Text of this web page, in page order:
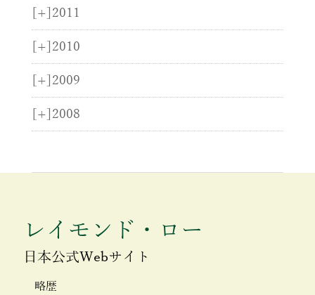
[+] 2011
[+] 2010
[+] 2009
[+] 2008
レイモンド・ロー
日本公式Webサイト
略歴